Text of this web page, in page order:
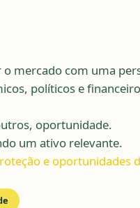
mercado com uma
políticos e
oportunidade.
um ativo relevante.
e oportunidades